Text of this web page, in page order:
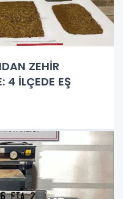
ZEHİR
4 İLÇEDE EŞ